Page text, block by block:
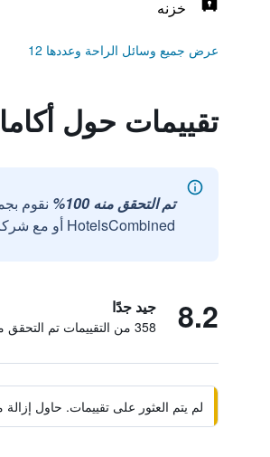
خزنه
عرض جميع وسائل الراحة وعددها 12
تقييمات حول
تم التحقق منه 100%
نقوم
HotelsCombined أو مع شركائنا الخارجيين الموثوقين.
8.2 جيد جدًا
358 من التقييمات تم التحقق منها
لم يتم العثور على تقييمات. حاول